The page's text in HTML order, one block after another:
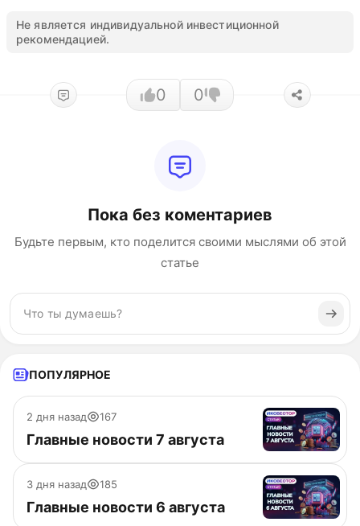
Не является индивидуальной инвестиционной
рекомендацией.
0 0
Пока без коментариев
Будьте первым, кто поделится своими мыслями об этой
статье
ПОПУЛЯРНОЕ
2 дня назад 167
Главные новости 7 августа
3 дня назад 185
Главные новости 6 августа